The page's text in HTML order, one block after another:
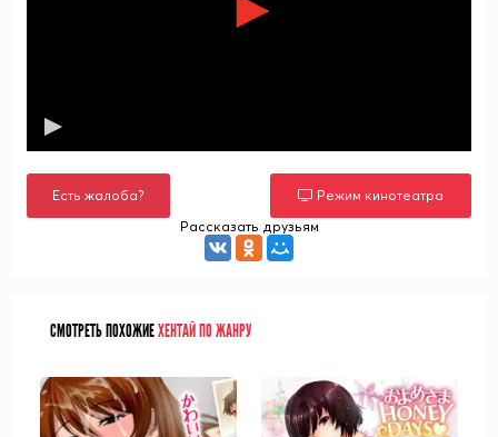
Есть жалоба?
Режим кинотеатра
Рассказать друзьям
СМОТРЕТЬ ПОХОЖИЕХЕНТАЙ ПО ЖАНРУ